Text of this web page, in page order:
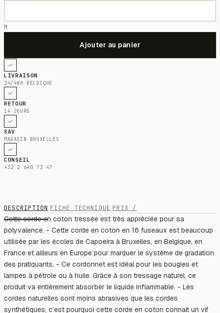
M
LIVRAISON
24/48H BELGIQUE
RETOUR
14 JOURS
SAV
MAGASIN BRUXELLES
CONSEIL
+32 2 640 72 47
DESCRIPTION FICHE TECHNIQUE PRIX /
Cette corde en coton tressée est très appréciée pour sa
polyvalence. - Cette corde en coton en 16 fuseaux est beaucoup
utilisée par les écoles de Capoeira à Bruxelles, en Belgique, en
France et ailleurs en Europe pour marquer le système de gradation
des pratiquants. - Ce cordonnet est idéal pour les bougies et
lampes à pétrole ou à huile. Grâce à son tressage naturel, ce
produit va entièrement absorber le liquide inflammable. - Les
cordes naturelles sont moins abrasives que les cordes
synthétiques, c’est pourquoi cette corde en coton connait un vif